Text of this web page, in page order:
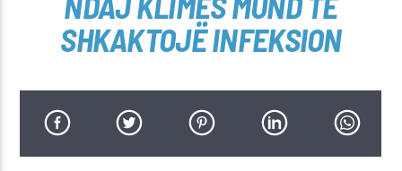
SHKAKTOJË INFEKSION